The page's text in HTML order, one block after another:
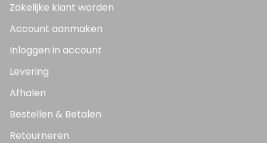
Zakelijke klant worden
Account aanmaken
Inloggen in account
Levering
Afhalen
Bestellen & Betalen
Retourneren